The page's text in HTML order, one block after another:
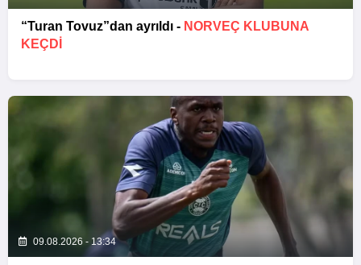
“Turan Tovuz”dan ayrıldı - NORVEÇ KLUBUNA
KEÇDİ
09.08.2026 - 13:34